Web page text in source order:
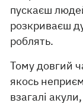
пускаєш
розкриваєш
роблять.
Тому довгий
якось
взагалі